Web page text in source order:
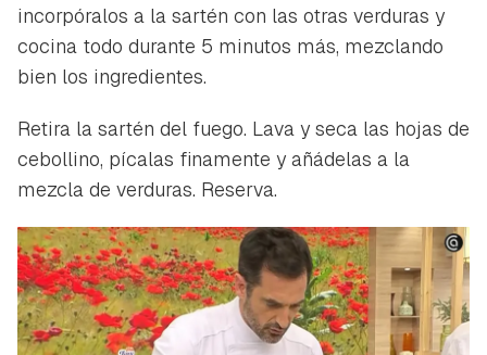
incorpóralos a la sartén con las otras verduras y
cocina todo durante 5 minutos más, mezclando
bien los ingredientes.
Retira la sartén del fuego. Lava y seca las hojas de
cebollino, pícalas finamente y añádelas a la
mezcla de verduras. Reserva.